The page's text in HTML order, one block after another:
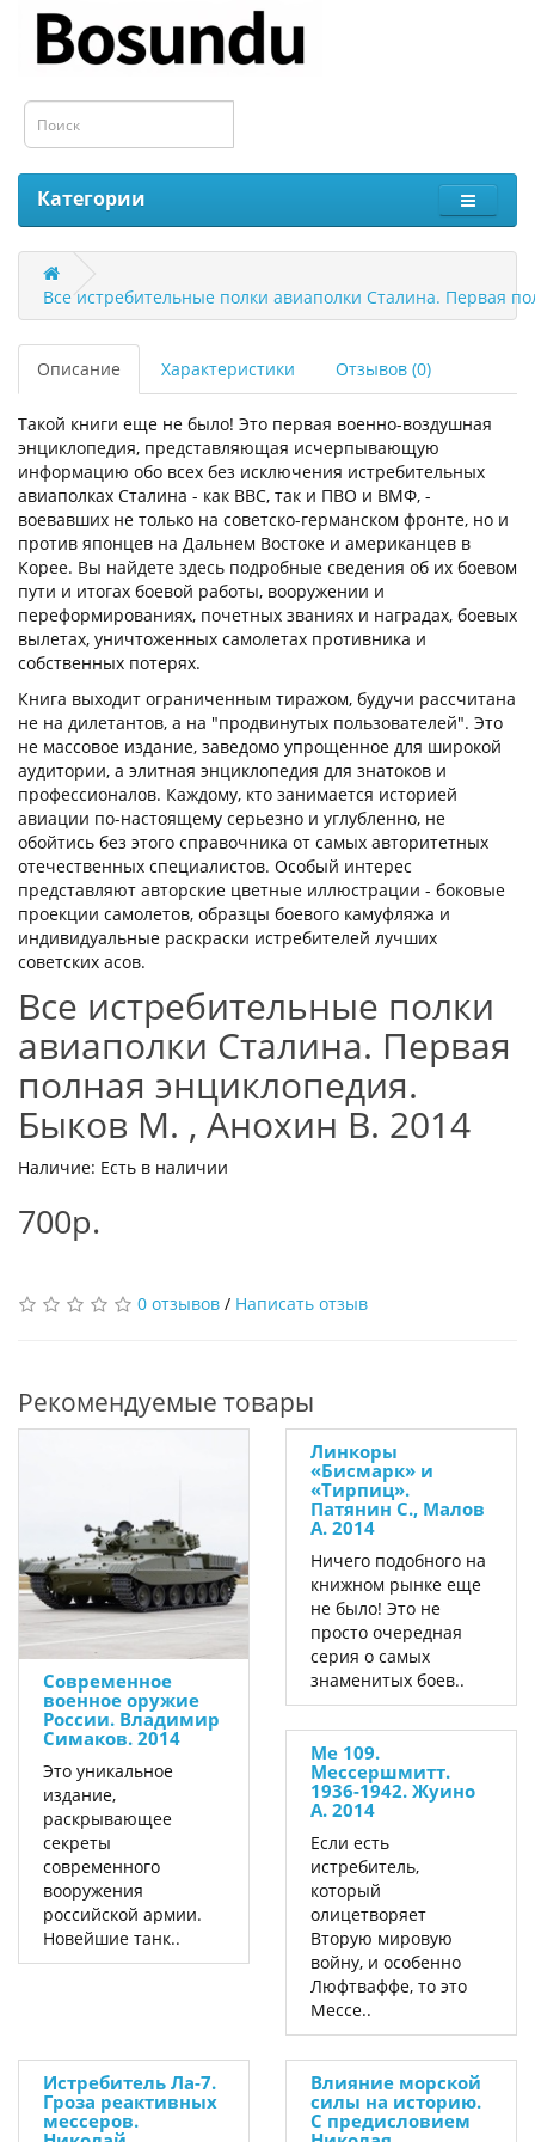
Категории
Все истребительные полки авиаполки Сталина. Первая
Описание Характеристики Отзывов (0)
Такой книги еще не было! Это первая военно-воздушная
энцикло­педия, представляющая исчерпывающую
информацию обо всех без исключения истребительных
авиаполках Сталина - как ВВС, так и ПВО и ВМФ, -
воевавших не только на советско-германском фронте, но и
против японцев на Дальнем Востоке и американцев в
Корее. Вы найдете здесь подробные сведения об их боевом
пути и итогах боевой работы, вооружении и
переформированиях, почетных званиях и наградах, бое­вых
вылетах, уничтоженных самолетах противника и
собственных поте­рях.
Книга выходит ограниченным тиражом, будучи рассчитана
не на ди­летантов, а на "продвинутых пользователей". Это
не массовое издание, заведомо упрощенное для широкой
аудитории, а элитная энциклопедия для знатоков и
профессионалов. Каждому, кто занимается историей
авиации по-настоящему серьезно и углубленно, не
обойтись без этого справочника от самых авторитетных
отечественных специалистов. Осо­бый интерес
представляют авторские цветные иллюстрации - боковые
проекции самолетов, образцы боевого камуфляжа и
индивидуальные раскраски истребителей лучших
советских асов.
Все истребительные полки
авиаполки Сталина. Первая
полная энциклопедия.
Быков М. , Анохин В. 2014
Наличие: Есть в наличии
700р.
0 отзывов / Написать отзыв
Рекомендуемые товары
Современное
военное оружие
России. Владимир
Симаков. 2014
Это уникальное
издание,
раскрывающее
секреты
современного
вооружения
российской армии.
Новейшие танк..
Линкоры
«Бисмарк» и
«Тирпиц».
Патянин С., Малов
А. 2014
Ничего подобного на
книжном рынке еще
не было! Это не
просто очередная
серия о самых
знаменитых боев..
Ме 109.
Мессершмитт.
1936-1942. Жуино
А. 2014
Если есть
истребитель,
который
олицетворяет
Вторую мировую
войну, и особенно
Люфтваффе, то это
Мессе..
Истребитель Ла-7.
Гроза реактивных
мессеров.
Влияние морской
силы на историю.
C предисловием